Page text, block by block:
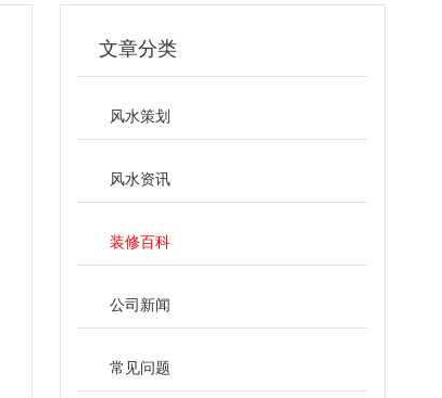
文章分类
风水策划
风水资讯
装修百科
公司新闻
常见问题